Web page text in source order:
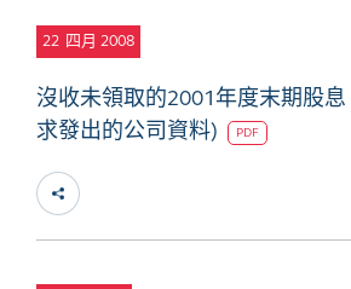
22 四月 2008
沒收未領取的2001年度末期股
求發出的公司資料)
PDF